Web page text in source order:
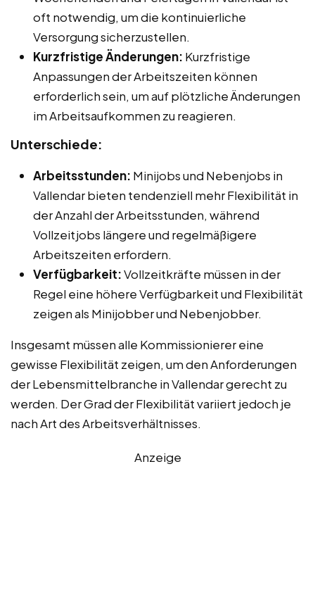
oft notwendig, um die kontinuierliche
Versorgung sicherzustellen.
Kurzfristige Änderungen: Kurzfristige
Anpassungen der Arbeitszeiten können
erforderlich sein, um auf plötzliche Änderungen
im Arbeitsaufkommen zu reagieren.
Unterschiede:
Arbeitsstunden: Minijobs und Nebenjobs in
Vallendar bieten tendenziell mehr Flexibilität in
der Anzahl der Arbeitsstunden, während
Vollzeitjobs längere und regelmäßigere
Arbeitszeiten erfordern.
Verfügbarkeit:Vollzeitkräfte müssen in der
Regel eine höhere Verfügbarkeit und Flexibilität
zeigen als Minijobber und Nebenjobber.
Insgesamt müssen alle Kommissionierer eine
gewisse Flexibilität zeigen, um den Anforderungen
der Lebensmittelbranche in Vallendar gerecht zu
werden. Der Grad der Flexibilität variiert jedoch je
nach Art des Arbeitsverhältnisses.
Anzeige